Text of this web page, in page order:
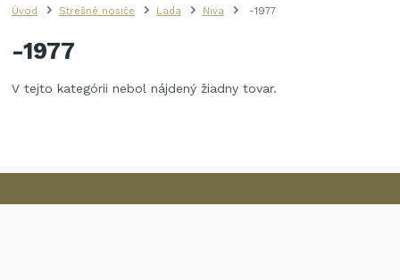
Úvod Strešné nosiče Lada Niva -1977
-1977
V tejto kategórii nebol nájdený žiadny tovar.